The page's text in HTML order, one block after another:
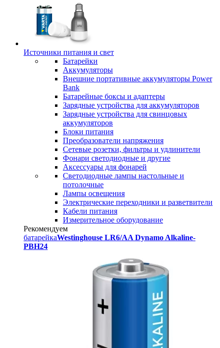
Источники питания и свет
Батарейки
Аккумуляторы
Внешние портативные аккумуляторы Power
Bank
Батарейные боксы и адаптеры
Зарядные устройства для аккумуляторов
Зарядные устройства для свинцовых
аккумуляторов
Блоки питания
Преобразователи напряжения
Сетевые розетки, фильтры и удлинители
Фонари светодиодные и другие
Аксессуары для фонарей
Светодиодные лампы настольные и
потолочные
Лампы освещения
Электрические переходники и разветвители
Кабели питания
Измерительное оборудование
Рекомендуем
батарейкаWestinghouse LR6/AA Dynamo Alkaline-
PBH24